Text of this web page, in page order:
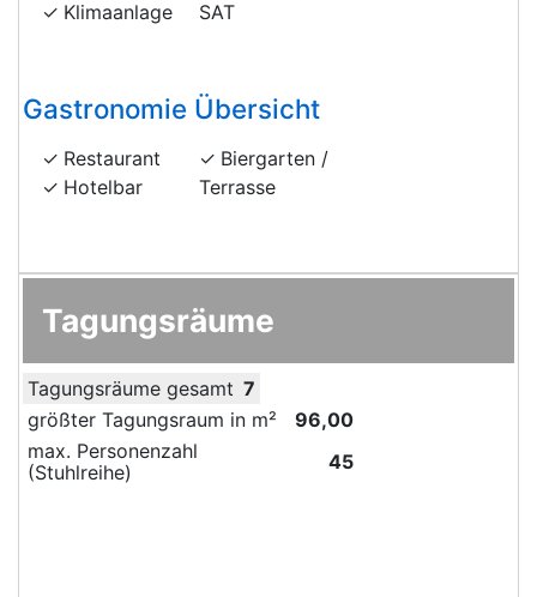
Klimaanlage
SAT
Gastronomie Übersicht
Restaurant
Hotelbar
Biergarten /
Terrasse
Tagungsräume
Tagungsräume gesamt 7
größter Tagungsraum in m²
96,00
max. Personenzahl
(Stuhlreihe)
45